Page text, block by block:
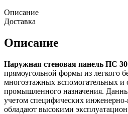
Описание
Доставка
Описание
Наружная стеновая панель ПС
прямоугольной формы из легкого
многоэтажных вспомогательных и
промышленного назначения.
учетом специфических
обладают высокими